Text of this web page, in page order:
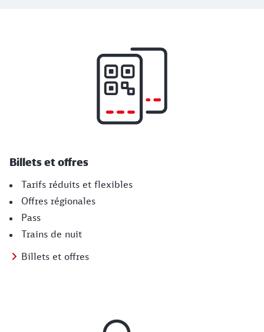
Billets et offres
Tarifs réduits et flexibles
Offres régionales
Pass
Trains de nuit
Billets et offres